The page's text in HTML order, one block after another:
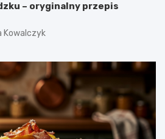
– oryginalny przepis
Kowalczyk